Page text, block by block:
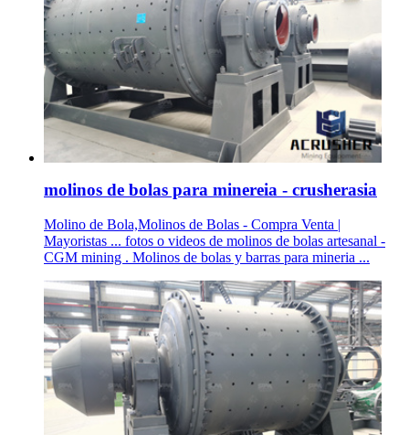
molinos de bolas para minereia - crusherasia
Molino de Bola,Molinos de Bolas - Compra Venta |
Mayoristas ... fotos o videos de molinos de bolas artesanal -
CGM mining . Molinos de bolas y barras para mineria ...